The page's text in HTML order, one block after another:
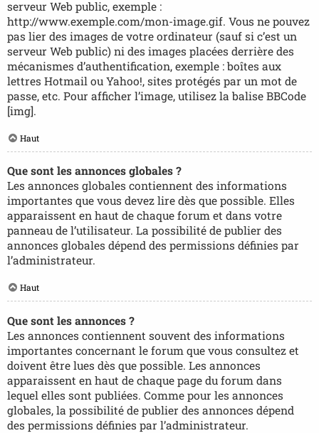
serveur Web public, exemple :
http://www.exemple.com/mon-image.gif. Vous ne pouvez
pas lier des images de votre ordinateur (sauf si c’est un
serveur Web public) ni des images placées derrière des
mécanismes d’authentification, exemple : boîtes aux
lettres Hotmail ou Yahoo!, sites protégés par un mot de
passe, etc. Pour afficher l’image, utilisez la balise BBCode
[img].
Haut
Que sont les annonces globales ?
Les annonces globales contiennent des informations
importantes que vous devez lire dès que possible. Elles
apparaissent en haut de chaque forum et dans votre
panneau de l’utilisateur. La possibilité de publier des
annonces globales dépend des permissions définies par
l’administrateur.
Haut
Que sont les annonces ?
Les annonces contiennent souvent des informations
importantes concernant le forum que vous consultez et
doivent être lues dès que possible. Les annonces
apparaissent en haut de chaque page du forum dans
lequel elles sont publiées. Comme pour les annonces
globales, la possibilité de publier des annonces dépend
des permissions définies par l’administrateur.